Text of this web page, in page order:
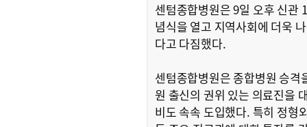
센텀종합병원은 9일 오후 신관
념식을 열고 지역사회에 더욱
다고 다짐했다.
센텀종합병원은 종합병원 승격
원 출신의 권위 있는 의료진을
비도 속속 도입했다. 특히 정형